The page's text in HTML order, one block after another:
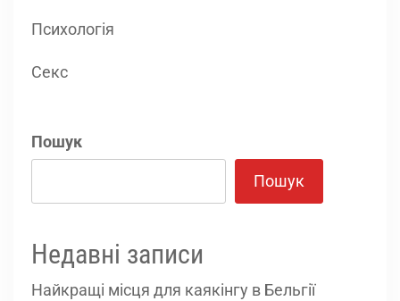
Психологія
Секс
Пошук
Пошук
Недавні записи
Найкращі місця для каякінгу в Бельгії